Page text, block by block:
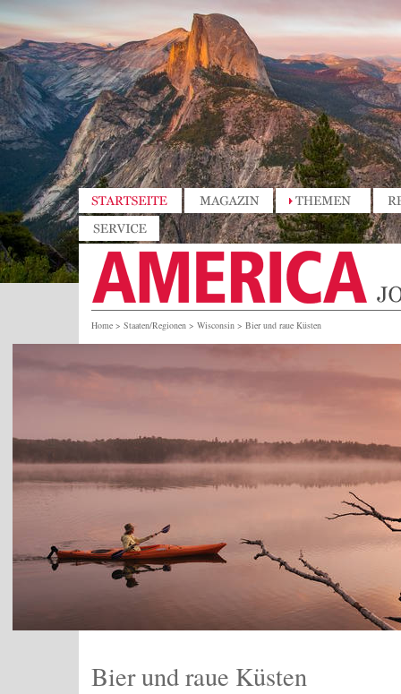
Home > Staaten/Regionen > Wisconsin > Bier und raue Küsten
Bier und raue Küsten